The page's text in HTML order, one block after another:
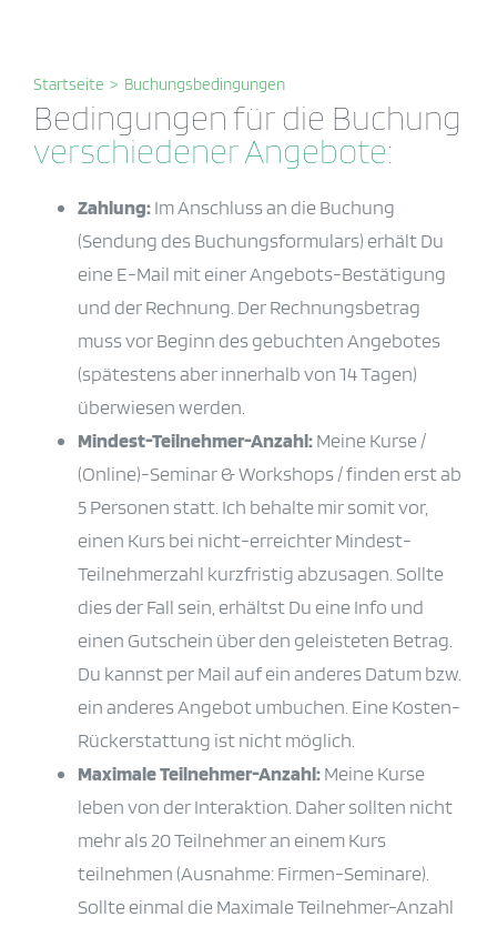
Startseite > Buchungsbedingungen
Bedingungen für die Buchung
verschiedener Angebote:
Zahlung:Im Anschluss an die Buchung
(Sendung des Buchungsformulars) erhält Du
eine E-Mail mit einer Angebots-Bestätigung
und der Rechnung. Der Rechnungsbetrag
muss vor Beginn des gebuchten Angebotes
(spätestens aber innerhalb von 14 Tagen)
überwiesen werden.
Mindest-Teilnehmer-Anzahl:Meine Kurse /
(Online)-Seminar & Workshops / finden erst ab
5 Personen statt. Ich behalte mir somit vor,
einen Kurs bei nicht-erreichter Mindest-
Teilnehmerzahl kurzfristig abzusagen. Sollte
dies der Fall sein, erhältst Du eine Info und
einen Gutschein über den geleisteten Betrag.
Du kannst per Mail auf ein anderes Datum bzw.
ein anderes Angebot umbuchen. Eine Kosten-
Rückerstattung ist nicht möglich.
Maximale Teilnehmer-Anzahl:Meine Kurse
leben von der Interaktion. Daher sollten nicht
mehr als 20 Teilnehmer an einem Kurs
teilnehmen (Ausnahme: Firmen-Seminare).
Sollte einmal die Maximale Teilnehmer-Anzahl